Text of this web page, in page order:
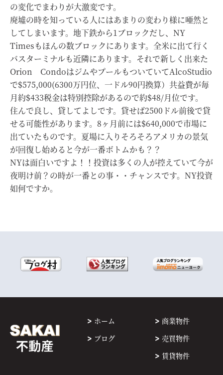
の変化でまわりが大激変です。
廃墟の時を知っている人にはあまりの変わり様に唖然と
してしまいます。地下鉄から1ブロックだし、NY
Timesもほんの数ブロックにあります。全米に出て行く
バスターミナルも近隣にあります。それで新しく出来た
Orion CondoはジムやプールもついていてAlcoStudio
で$575,000(6300万円位、一ドル90円換算）共益費が毎
月約$433税金は特別控除があるので約$48/月位です。
住んで良し、貸してよしです。貸せば2500ドル前後で貸
せる可能性があります。8ヶ月前には$640,000で市場に
出ていたものです。夏場に入りそろそろアメリカの景気
が回復し始めると今が一番ボトムかも？？
NYは面白いですよ！！投資は多くの人が控えていて今が
夜明け前？の時が一番との事・・チャンスです。NY投資
如何ですか。
ホーム
ブログ
商業物件
売買物件
賃貸物件